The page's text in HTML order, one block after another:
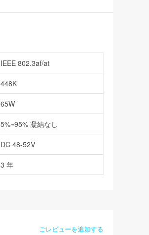
IEEE 802.3af/at
448K
65W
5%~95% 凝結なし
DC 48-52V
3 年
ごレビューを追加する